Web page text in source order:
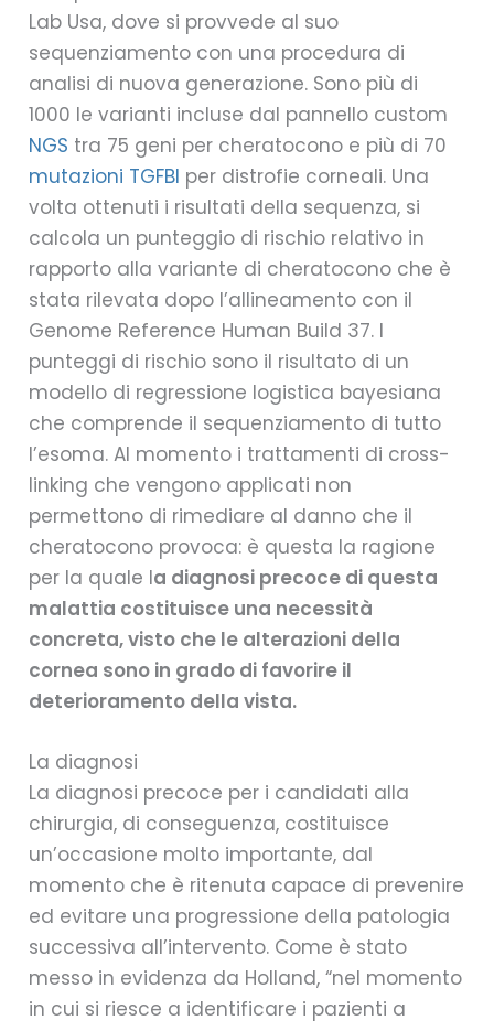
Lab Usa, dove si provvede al suo
sequenziamento con una procedura di
analisi di nuova generazione. Sono più di
1000 le varianti incluse dal pannello custom
NGS tra 75 geni per cheratocono e più di 70
mutazioni TGFBI per distrofie corneali. Una
volta ottenuti i risultati della sequenza, si
calcola un punteggio di rischio relativo in
rapporto alla variante di cheratocono che è
stata rilevata dopo l’allineamento con il
Genome Reference Human Build 37. I
punteggi di rischio sono il risultato di un
modello di regressione logistica bayesiana
che comprende il sequenziamento di tutto
l’esoma. Al momento i trattamenti di cross-
linking che vengono applicati non
permettono di rimediare al danno che il
cheratocono provoca: è questa la ragione
per la quale la diagnosi precoce di questa
malattia costituisce una necessità
concreta, visto che le alterazioni della
cornea sono in grado di favorire il
deterioramento della vista.
La diagnosi
La diagnosi precoce per i candidati alla
chirurgia, di conseguenza, costituisce
un’occasione molto importante, dal
momento che è ritenuta capace di prevenire
ed evitare una progressione della patologia
successiva all’intervento. Come è stato
messo in evidenza da Holland, “nel momento
in cui si riesce a identificare i pazienti a